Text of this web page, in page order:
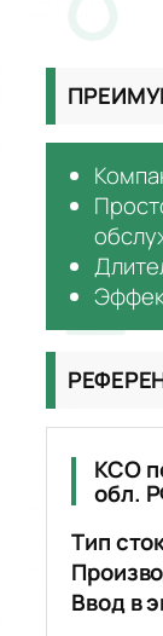
КСО
обл.
Тип
Ввод в